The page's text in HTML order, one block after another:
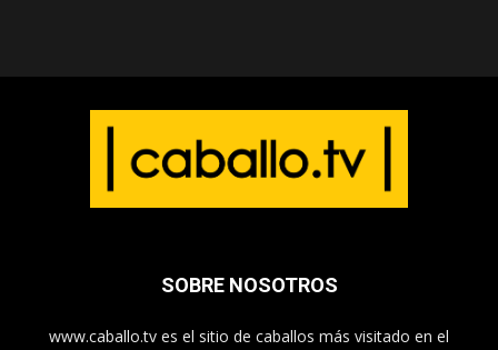
SOBRE NOSOTROS
www.caballo.tv es el sitio de caballos más visitado en el